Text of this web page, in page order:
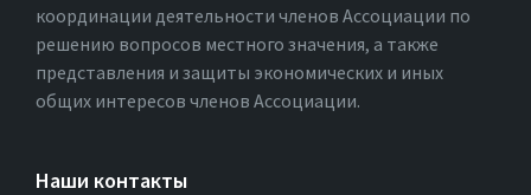
координации деятельности членов Ассоциации по
решению вопросов местного значения, а также
представления и защиты экономических и иных
общих интересов членов Ассоциации.
Наши контакты